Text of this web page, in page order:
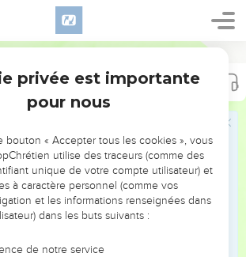
PAS L’ÉVÉNEMENT
DE L’ANNÉE !
POUVAIENT VOUS ÉVITER LES
VOTRES ?
Mais on voit moins les doutes, les erreurs
privée est importante
pour nous
bouton « Accepter tous les cookies », vous
utilise des traceurs (comme des
unique de votre compte utilisateur) et
à caractère personnel (comme vos
et les informations renseignées dans
dans les buts suivants :
de notre service